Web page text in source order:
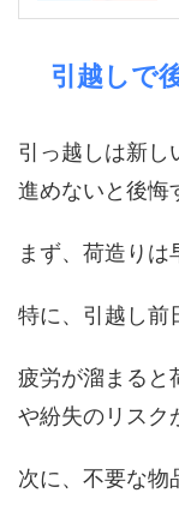
引越しで
引っ越しは新し
進めないと後悔
まず、荷造りは
特に、引越し前
疲労が溜まると
や紛失のリスク
次に、不要な物